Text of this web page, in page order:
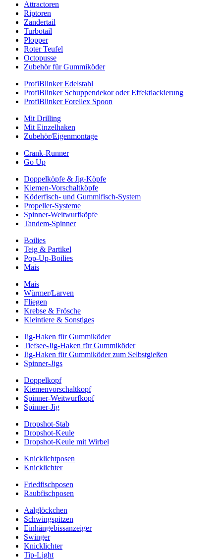
Attractoren
Riptoren
Zandertail
Turbotail
Plopper
Roter Teufel
Octopusse
Zubehör für Gummiköder
ProfiBlinker Edelstahl
ProfiBlinker Schuppendekor oder Effektlackierung
ProfiBlinker Forellex Spoon
Mit Drilling
Mit Einzelhaken
Zubehör/Eigenmontage
Crank-Runner
Go Up
Doppelköpfe & Jig-Köpfe
Kiemen-Vorschaltköpfe
Köderfisch- und Gummifisch-System
Propeller-Systeme
Spinner-Weitwurfköpfe
Tandem-Spinner
Boilies
Teig & Partikel
Pop-Up-Boilies
Mais
Mais
Würmer/Larven
Fliegen
Krebse & Frösche
Kleintiere & Sonstiges
Jig-Haken für Gummiköder
Tiefsee-Jig-Haken für Gummiköder
Jig-Haken für Gummiköder zum Selbstgießen
Spinner-Jigs
Doppelkopf
Kiemenvorschaltkopf
Spinner-Weitwurfkopf
Spinner-Jig
Dropshot-Stab
Dropshot-Keule
Dropshot-Keule mit Wirbel
Knicklichtposen
Knicklichter
Friedfischposen
Raubfischposen
Aalglöckchen
Schwingspitzen
Einhängebissanzeiger
Swinger
Knicklichter
Tip-Light